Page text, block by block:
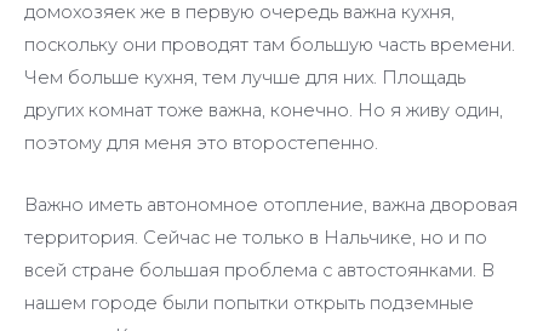
домохозяек же в первую очередь важна кухня,
поскольку они проводят там большую часть времени.
Чем больше кухня, тем лучше для них. Площадь
других комнат тоже важна, конечно. Но я живу один,
поэтому для меня это второстепенно.
Важно иметь автономное отопление, важна дворовая
территория. Сейчас не только в Нальчике, но и по
всей стране большая проблема с автостоянками. В
нашем городе были попытки открыть подземные